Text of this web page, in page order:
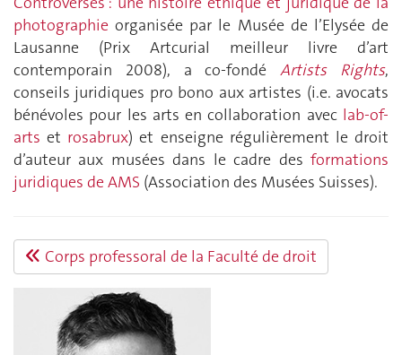
photographie organisée par le Musée de l’Elysée de
Lausanne (Prix Artcurial meilleur livre d’art
contemporain 2008), a co-fondéArtists Rights,
conseils juridiques pro bono aux artistes (i.e. avocats
bénévoles pour les arts en collaboration avec lab-of-
arts et rosabrux) et enseigne régulièrement le droit
d’auteur aux musées dans le cadre des formations
juridiques de AMS (Association des Musées Suisses).
Corps professoral de la Faculté de droit